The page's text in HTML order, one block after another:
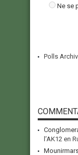
Ne se
Polls
l’AK12 en